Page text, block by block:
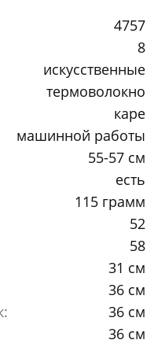
4757
8
искусственные
термоволокно
каре
машинной работы
55-57 см
есть
115 грамм
52
58
31 см
36 см
36 см
36 см